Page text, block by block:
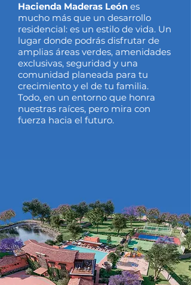
Hacienda Maderas León es
mucho más que un desarrollo
residencial: es un estilo de vida. Un
lugar donde podrás disfrutar de
amplias áreas verdes, amenidades
exclusivas, seguridad y una
comunidad planeada para tu
crecimiento y el de tu familia.
Todo, en un entorno que honra
nuestras raíces, pero mira con
fuerza hacia el futuro.